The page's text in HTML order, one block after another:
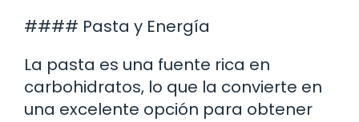
#### Pasta y Energía
La pasta es una fuente rica en
carbohidratos, lo que la convierte en
una excelente opción para obtener